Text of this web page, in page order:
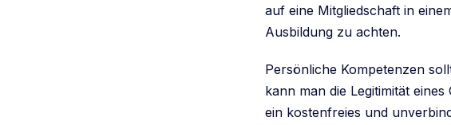
auf eine Mitgliedschaft in
Ausbildung zu achten.
Persönliche Kompetenzen
kann man die Legitimität
ein kostenfreies und